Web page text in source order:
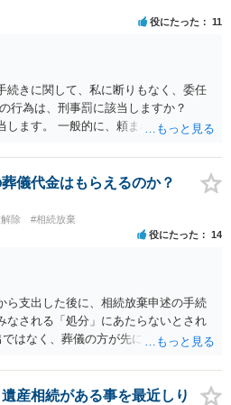
役にたった 11
続きに関して、私に断りもなく、委任
の行為は、刑事罰に該当しますか？
します。 一般的に、頼まれた（委任さ
ることはまでは依頼の範囲ではない
儀代金はもらえるのか？
除 #相続放棄
役にたった 14
ら支出した後に、相続放棄申述の手続
なされる「処分」にあたらないとされ
はなく、葬儀の方が先に来るのが通常
すが) ただ、葬儀費用ならいくらでもよ
応の、社会的儀式として当然認められ
産相続がある事を最近しり